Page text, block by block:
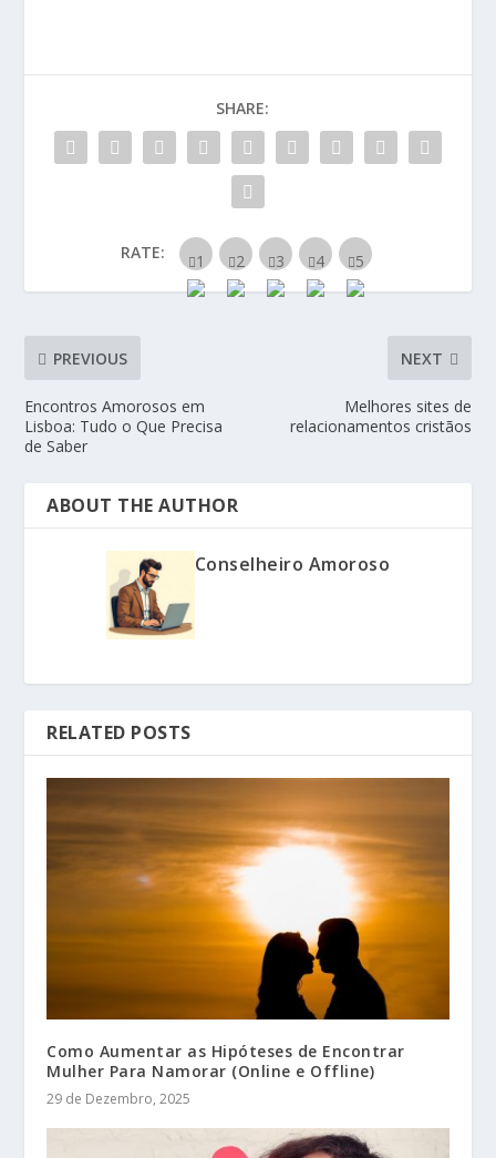
SHARE:
RATE:
PREVIOUS
Encontros Amorosos em
Lisboa: Tudo o Que Precisa
de Saber
NEXT
Melhores sites de
relacionamentos cristãos
ABOUT THE AUTHOR
Conselheiro Amoroso
RELATED POSTS
Como Aumentar as Hipóteses de Encontrar
Mulher Para Namorar (Online e Offline)
29 de Dezembro, 2025